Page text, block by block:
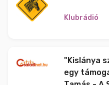
Klubrádió
"Kislánya
egy